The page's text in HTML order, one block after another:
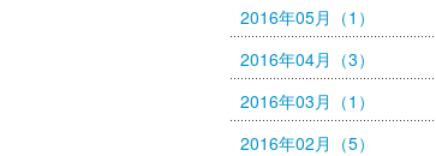
2016年05月（1）
2016年04月（3）
2016年03月（1）
2016年02月（5）